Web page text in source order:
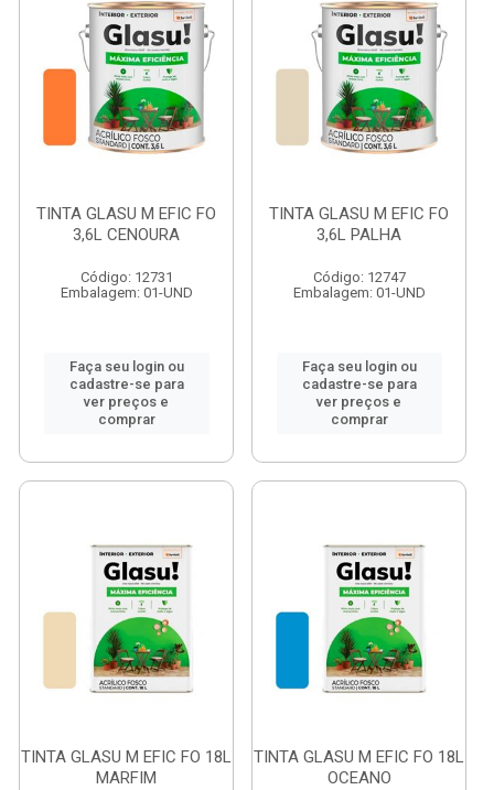
TINTA GLASU M EFIC FO
3,6L CENOURA
Código: 12731
Embalagem: 01-UND
Faça seu login ou
cadastre-se para
ver preços e
comprar
TINTA GLASU M EFIC FO
3,6L PALHA
Código: 12747
Embalagem: 01-UND
Faça seu login ou
cadastre-se para
ver preços e
comprar
TINTA GLASU M EFIC FO 18L
MARFIM
TINTA GLASU M EFIC FO 18L
OCEANO